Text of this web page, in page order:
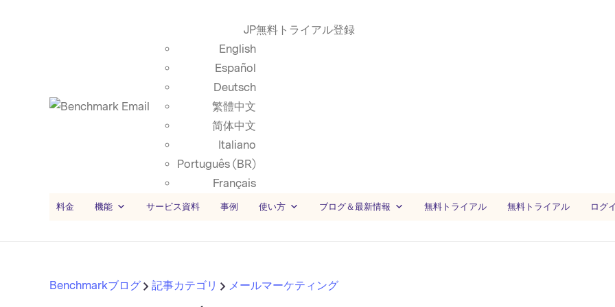
JP
English
Español
Deutsch
繁體中文
简体中文
Italiano
Português (BR)
Français
無料トライアル登録
料金 機能 サービス資料 事例 使い方 ブログ＆最新情報 無料トライアル 無料トライアル ログ
Benchmarkブログ 記事カテゴリ メールマーケティング